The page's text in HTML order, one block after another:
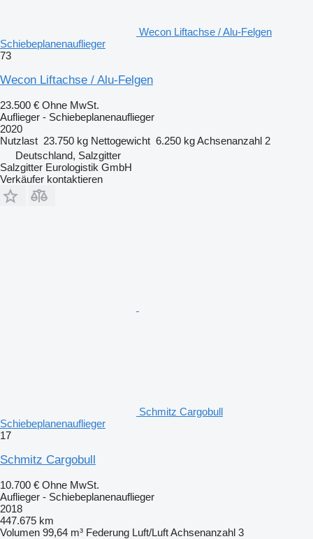
Wecon Liftachse / Alu-Felgen
Schiebeplanenauflieger
73
Wecon Liftachse / Alu-Felgen
23.500 € Ohne MwSt.
Auflieger - Schiebeplanenauflieger
2020
Nutzlast 23.750 kg Nettogewicht 6.250 kgAchsenanzahl 2
Deutschland, Salzgitter
Salzgitter Eurologistik GmbH
Verkäufer kontaktieren
Schmitz Cargobull
Schiebeplanenauflieger
17
Schmitz Cargobull
10.700 € Ohne MwSt.
Auflieger - Schiebeplanenauflieger
2018
447.675 km
Volumen 99,64 m³ Federung Luft/LuftAchsenanzahl 3